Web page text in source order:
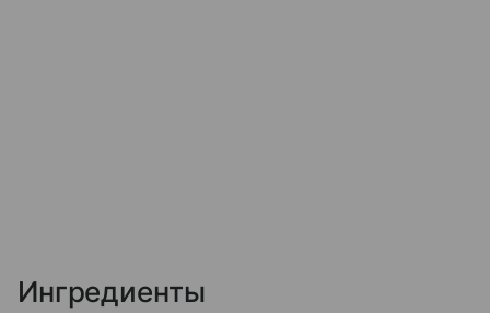
Ингредиенты